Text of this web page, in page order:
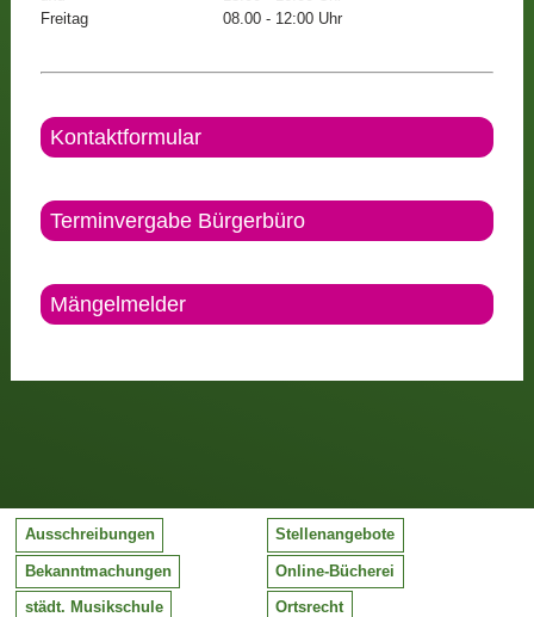
Freitag
08.00 - 12:00 Uhr
Kontaktformular
Terminvergabe Bürgerbüro
Mängelmelder
Ausschreibungen Stellenangebote
Bekanntmachungen Online-Bücherei
städt. Musikschule Ortsrecht